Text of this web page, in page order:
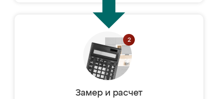
Замер и расчет